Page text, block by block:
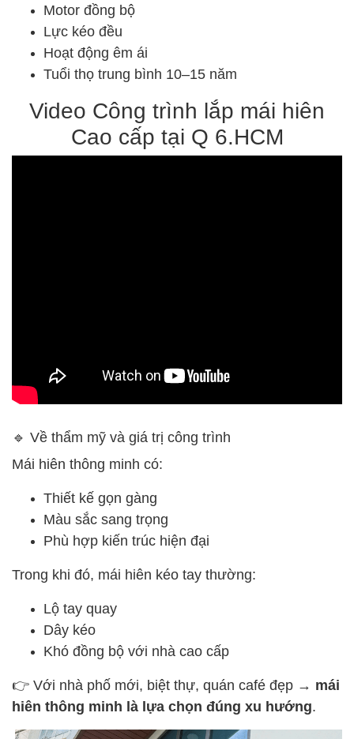
Motor đồng bộ
Lực kéo đều
Hoạt động êm ái
Tuổi thọ trung bình 10–15 năm
Video Công trình lắp mái hiên
Cao cấp tại Q 6.HCM
🔹 Về thẩm mỹ và giá trị công trình
Mái hiên thông minh có:
Thiết kế gọn gàng
Màu sắc sang trọng
Phù hợp kiến trúc hiện đại
Trong khi đó, mái hiên kéo tay thường:
Lộ tay quay
Dây kéo
Khó đồng bộ với nhà cao cấp
👉 Với nhà phố mới, biệt thự, quán café đẹp → mái
hiên thông minh là lựa chọn đúng xu hướng.